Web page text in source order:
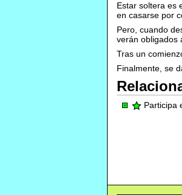
Estar soltera es
en casarse por
Pero, cuando
verán obligados
Tras un
Finalmente, se
Participa